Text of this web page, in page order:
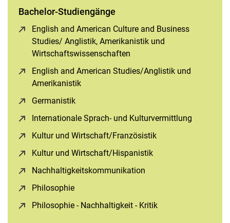
Bachelor-Studiengänge
English and American Culture and Business
Studies/ Anglistik, Amerikanistik und
Wirtschaftswissenschaften
English and American Studies/Anglistik und
Amerikanistik
Germanistik
Internationale Sprach- und Kulturvermittlung
Kultur und Wirtschaft/Französistik
Kultur und Wirtschaft/Hispanistik
Nachhaltigkeitskommunikation
Philosophie
Philosophie - Nachhaltigkeit - Kritik